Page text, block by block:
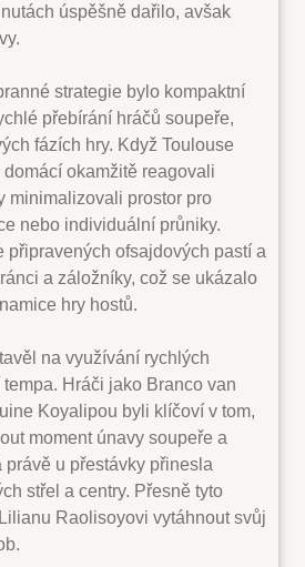
úspěšně dařilo, avšak
strategie bylo kompaktní
přebírání hráčů soupeře,
fázích hry. Když Toulouse
okamžitě reagovali
minimalizovali prostor pro
nebo individuální průniky.
připravených ofsajdových pastí a
a záložníky, což se ukázalo
hry hostů.
na využívání rychlých
Hráči jako Branco van
Koyalipou byli klíčoví v tom,
moment únavy soupeře a
právě u přestávky přinesla
střel a centry. Přesně tyto
Raolisoyovi vytáhnout svůj